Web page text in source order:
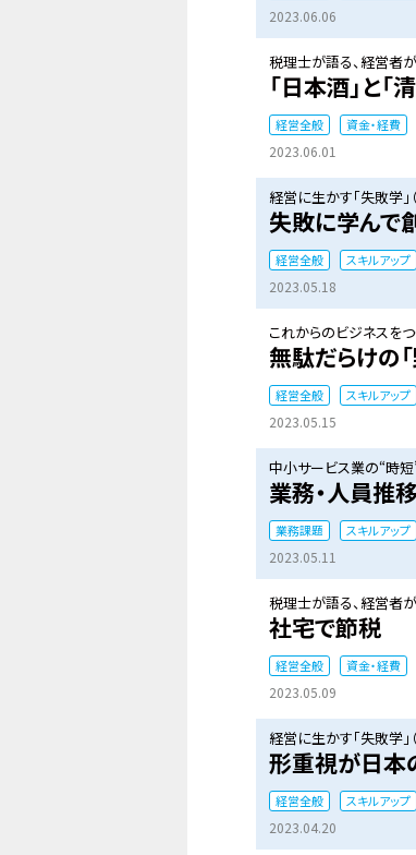
2023.06.06
税理士が語る、経営者
「日本酒」と
経営全般 資金・経費
2023.06.01
経営に生かす「失敗学」
失敗に学んで
経営全般 スキルアップ
2023.05.18
これからのビジネスをつ
無駄だらけの
経営全般 スキルアップ
2023.05.15
中小サービス業の“時短
業務・人員推
業務課題 スキルアップ
2023.05.11
税理士が語る、経営者
社宅で節税
経営全般 資金・経費
2023.05.09
経営に生かす「失敗学」
形重視が日
経営全般 スキルアップ
2023.04.20